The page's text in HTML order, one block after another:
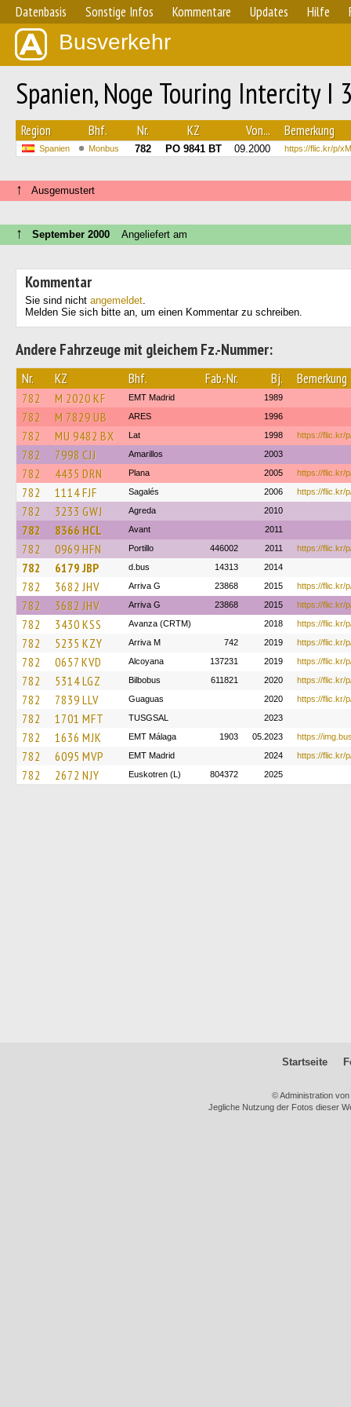
Datenbasis Sonstige Infos Kommentare Updates Hilfe
Busverkehr
Spanien, Noge Touring Intercity I
Region Bhf. Nr. KZ Von... Bemerkung
Spanien Monbus 782 PO 9841 BT 09.2000 https://flic.kr/p/
↑ Ausgemustert
↑ September 2000 Angeliefert am
Kommentar
Sie sind nicht angemeldet.
Melden Sie sich bitte an, um einen Kommentar zu schreiben.
Andere Fahrzeuge mit gleichem Fz.-Nummer:
Nr. KZ Bhf. Fab.-Nr. Bj. Bemerkung
782 M 2020 KF EMT Madrid 1989
782 M 7829 UB ARES 1996
782 MU 9482 BX Lat 1998 https://flic.kr/
782 7998 CJJ Amarillos 2003
782 4435 DRN Plana 2005 https://flic.kr/
782 1114 FJF Sagalés 2006 https://flic.kr/
782 3233 GWJ Agreda 2010
782 8366 HCL Avant 2011
782 0969 HFN Portillo 446002 2011 https://flic.kr/
782 6179 JBP d.bus 14313 2014
782 3682 JHV Arriva G 23868 2015 https://flic.kr/
782 3682 JHV Arriva G 23868 2015 https://flic.kr/
782 3430 KSS Avanza (CRTM) 2018 https://flic.kr/
782 5235 KZY Arriva M 742 2019 https://flic.kr/
782 0657 KVD Alcoyana 137231 2019 https://flic.kr/
782 5314 LGZ Bilbobus 611821 2020 https://flic.kr/
782 7839 LLV Guaguas 2020 https://flic.kr/
782 1701 MFT TUSGSAL 2023
782 1636 MJK EMT Málaga 1903 05.2023 https://
782 6095 MVP EMT Madrid 2024 https://flic.kr/
782 2672 NJY Euskotren (L) 804372 2025
Startseite
© Administration
Jegliche Nutzung der Fotos dieser